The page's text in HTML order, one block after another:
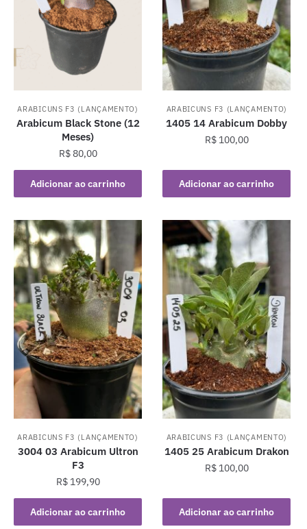
ARABICUNS F3 (LANÇAMENTO)
Arabicum Black Stone (12
Meses)
R$80,00
Adicionar ao carrinho
ARABICUNS F3 (LANÇAMENTO)
1405 14 Arabicum Dobby
R$100,00
Adicionar ao carrinho
ARABICUNS F3 (LANÇAMENTO)
3004 03 Arabicum Ultron
F3
R$199,90
Adicionar ao carrinho
ARABICUNS F3 (LANÇAMENTO)
1405 25 Arabicum Drakon
R$100,00
Adicionar ao carrinho